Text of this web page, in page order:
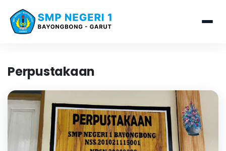
Perpustakaan